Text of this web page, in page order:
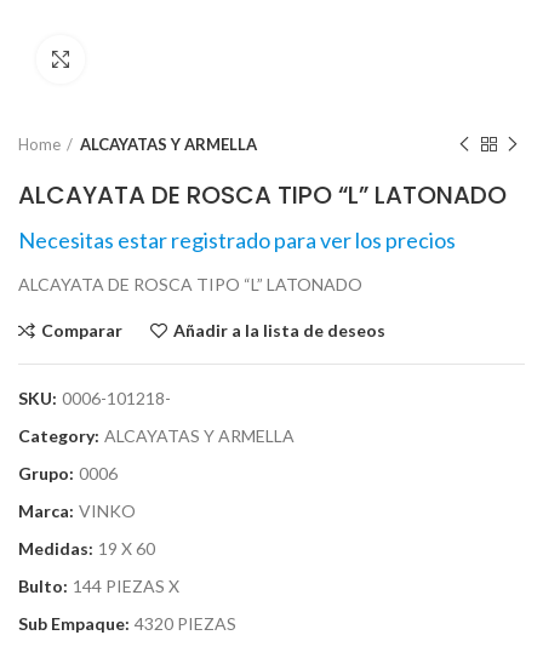
Home ALCAYATAS Y ARMELLA
ALCAYATA DE ROSCA TIPO “L” LATONADO
Necesitas estar registrado para ver los precios
ALCAYATA DE ROSCA TIPO “L” LATONADO
Comparar Añadir a la lista de deseos
SKU: 0006-101218-
Category: ALCAYATAS Y ARMELLA
Grupo: 0006
Marca: VINKO
Medidas: 19 X 60
Bulto: 144 PIEZAS X
Sub Empaque: 4320 PIEZAS